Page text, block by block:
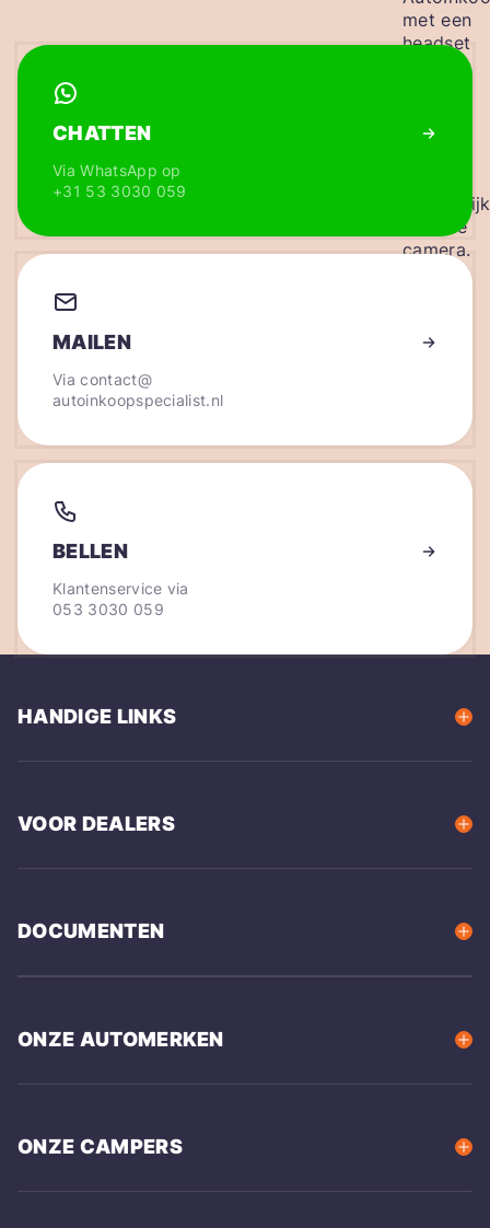
CHATTEN
Via WhatsApp op
+31 53 3030 059
MAILEN
Viacontact@
autoinkoopspecialist.nl
BELLEN
Klantenservice via
053 3030 059
HANDIGE LINKS
VOOR DEALERS
DOCUMENTEN
ONZE AUTOMERKEN
ONZE CAMPERS